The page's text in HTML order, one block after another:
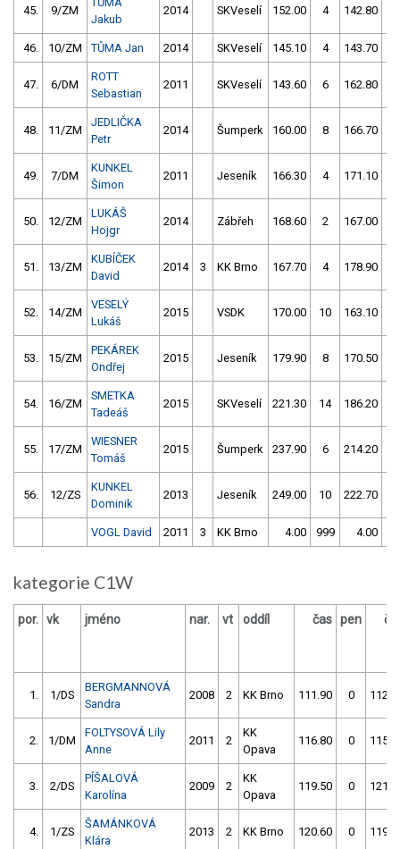
45. 9/ZM
Jakub
2014 SKVeselí 152.00 4 142.80
46. 10/ZM TŮMA Jan 2014 SKVeselí 145.10 4 143.70
47. 6/DM
ROTT
Sebastian
2011 SKVeselí 143.60 6 162.80
48. 11/ZM
JEDLIČKA
Petr
2014 Šumperk 160.00 8 166.70
49. 7/DM
KUNKEL
Šimon
2011 Jeseník 166.30 4 171.10
50. 12/ZM
LUKÁŠ
Hojgr
2014 Zábřeh 168.60 2 167.00
51. 13/ZM
KUBÍČEK
David
2014 3 KK Brno 167.70 4 178.90
52. 14/ZM
VESELÝ
Lukáš
2015 VSDK 170.00 10 163.10
53. 15/ZM
PEKÁREK
Ondřej
2015 Jeseník 179.90 8 170.50
54. 16/ZM
SMETKA
Tadeáš
2015 SKVeselí 221.30 14 186.20
55. 17/ZM
WIESNER
Tomáš
2015 Šumperk 237.90 6 214.20
56. 12/ZS
KUNKEL
Dominik
2013 Jeseník 249.00 10 222.70
VOGL David 2011 3 KK Brno 4.00 999 4.00
kategorie C1W
por. vk jméno nar. vt oddíl čas pen
1. 1/DS
BERGMANNOVÁ
Sandra
2008 2 KK Brno 111.90 0
2. 1/DM
FOLTYSOVÁ Lily
Anne
2011 2
KK
Opava
116.80 0
3. 2/DS
PÍŠALOVÁ
Karolína
2009 2
KK
Opava
119.50 0
4. 1/ZS
ŠAMÁNKOVÁ
Klára
2013 2 KK Brno 120.60 0